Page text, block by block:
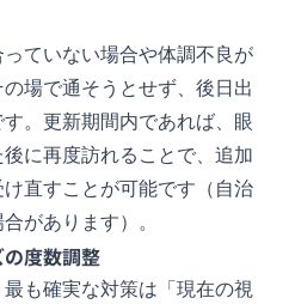
ていない場合や体調不良が
場で通そうとせず、後日出
。更新期間内であれば、眼
に再度訪れることで、追加
直すことが可能です（自治
があります）。
度数調整
も確実な対策は「現在の視